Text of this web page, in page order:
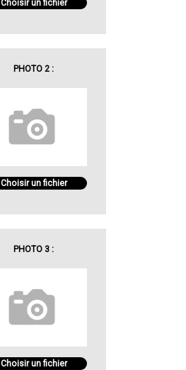
Choisir un fichier
PHOTO 2 :
Choisir un fichier
PHOTO 3 :
Choisir un fichier